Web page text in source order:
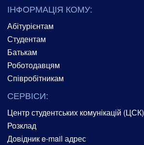
ІНФОРМАЦІЯ КОМУ:
Абітурієнтам
Студентам
Батькам
Роботодавцям
Співробітникам
СЕРВІСИ:
Центр студентських комунікацій (ЦСК)
Розклад
Довідник e-mail адрес